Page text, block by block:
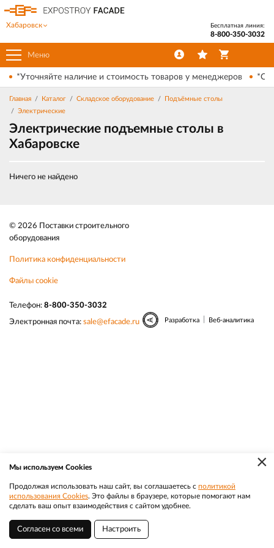
Меню
Хабаровск Бесплатная линия:
8-800-350-3032
*Уточняйте наличие и стоимость товаров у менеджеров
Главная Каталог Складское оборудование
Подъёмные столы
Электрические
Электрические подъемные столы в
Хабаровске
Ничего не найдено
© 2026 Поставки строительного
оборудования
Политика конфиденциальности
Файлы cookie
Телефон: 8-800-350-3032
Электронная почта: sale@efacade.ru Разработка Веб-аналитика
×
Мы используем Cookies
Продолжая использовать наш сайт, вы соглашаетесь с политикой
использования Cookies. Это файлы в браузере, которые помогают нам
сделать ваш опыт взаимодействия с сайтом удобнее.
Согласен со всеми Настроить